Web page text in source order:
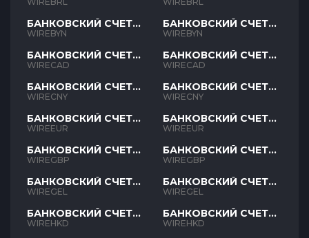
БАНКОВСКИЙ СЧЕТ
BYN
WIREBYN
БАНКОВСКИЙ СЧЕТ
CAD
WIRECAD
БАНКОВСКИЙ СЧЕТ
CNY
WIRECNY
БАНКОВСКИЙ СЧЕТ
EUR
WIREEUR
БАНКОВСКИЙ СЧЕТ
GBP
WIREGBP
БАНКОВСКИЙ СЧЕТ
GEL
WIREGEL
БАНКОВСКИЙ СЧЕТ
HKD
WIREHKD
БАНКОВСКИЙ СЧЕТ
BYN
WIREBYN
БАНКОВСКИЙ СЧЕТ
CAD
WIRECAD
БАНКОВСКИЙ СЧЕТ
CNY
WIRECNY
БАНКОВСКИЙ СЧЕТ
EUR
WIREEUR
БАНКОВСКИЙ СЧЕТ
GBP
WIREGBP
БАНКОВСКИЙ СЧЕТ
GEL
WIREGEL
БАНКОВСКИЙ СЧЕТ
HKD
WIREHKD